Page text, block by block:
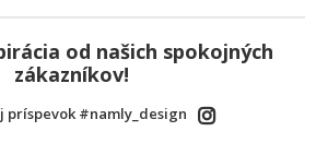
od našich spokojných
zákazníkov!
príspevok #namly_design